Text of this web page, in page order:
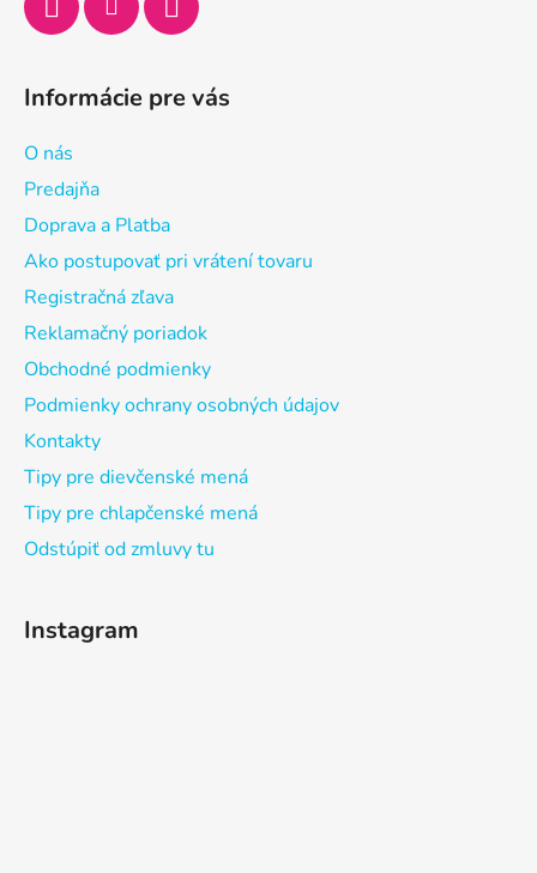
Informácie pre vás
O nás
Predajňa
Doprava a Platba
Ako postupovať pri vrátení tovaru
Registračná zľava
Reklamačný poriadok
Obchodné podmienky
Podmienky ochrany osobných údajov
Kontakty
Tipy pre dievčenské mená
Tipy pre chlapčenské mená
Odstúpiť od zmluvy tu
Instagram